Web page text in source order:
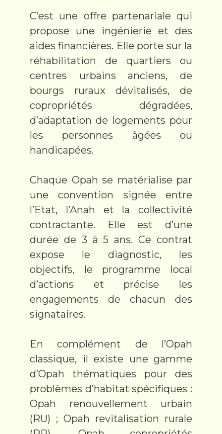
C’est une offre partenariale qui
propose une ingénierie et des
aides financières. Elle porte sur la
réhabilitation de quartiers ou
centres urbains anciens, de
bourgs ruraux dévitalisés, de
copropriétés dégradées,
d’adaptation de logements pour
les personnes âgées ou
handicapées.
Chaque Opah se matérialise par
une convention signée entre
l’Etat, l’Anah et la collectivité
contractante. Elle est d’une
durée de 3 à 5 ans. Ce contrat
expose le diagnostic, les
objectifs, le programme local
d’actions et précise les
engagements de chacun des
signataires.
En complément de l’Opah
classique, il existe une gamme
d’Opah thématiques pour des
problèmes d’habitat spécifiques :
Opah renouvellement urbain
(RU) ; Opah revitalisation rurale